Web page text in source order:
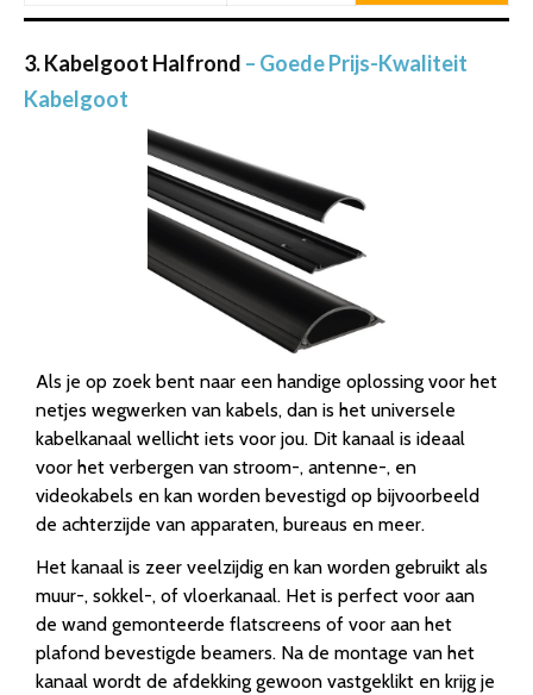
3. Kabelgoot Halfrond – Goede Prijs-Kwaliteit
Kabelgoot
Als je op zoek bent naar een handige oplossing voor het
netjes wegwerken van kabels, dan is het universele
kabelkanaal wellicht iets voor jou. Dit kanaal is ideaal
voor het verbergen van stroom-, antenne-, en
videokabels en kan worden bevestigd op bijvoorbeeld
de achterzijde van apparaten, bureaus en meer.
Het kanaal is zeer veelzijdig en kan worden gebruikt als
muur-, sokkel-, of vloerkanaal. Het is perfect voor aan
de wand gemonteerde flatscreens of voor aan het
plafond bevestigde beamers. Na de montage van het
kanaal wordt de afdekking gewoon vastgeklikt en krijg je